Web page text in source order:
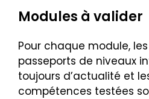
Modules à valider
Pour chaque module,
passeports de niveaux
toujours d’actualité et
compétences testées